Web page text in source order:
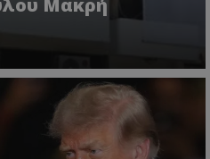
Μακρή